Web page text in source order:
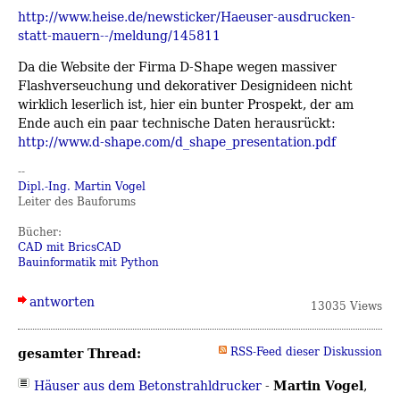
http://www.heise.de/newsticker/Haeuser-ausdrucken-
statt-mauern--/meldung/145811
Da die Website der Firma D-Shape wegen massiver
Flashverseuchung und dekorativer Designideen nicht
wirklich leserlich ist, hier ein bunter Prospekt, der am
Ende auch ein paar technische Daten herausrückt:
http://www.d-shape.com/d_shape_presentation.pdf
--
Dipl.-Ing. Martin Vogel
Leiter des Bauforums
Bücher:
CAD mit BricsCAD
Bauinformatik mit Python
antworten 13035 Views
gesamter Thread: RSS-Feed dieser Diskussion
Häuser aus dem Betonstrahldrucker- Martin Vogel,